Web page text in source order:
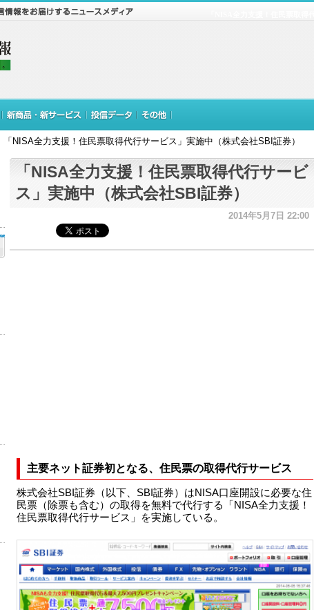
「NISA全力支援！住民票取得代行サービス」実施中（株式会社SBI証券）
「NISA全力支援！住民票取得代行サービ
ス」実施中（株式会社SBI証券）
2014年5月7日 22:00
主要ネット証券初となる、住民票の取得代行サービス
株式会社SBI証券（以下、SBI証券）はNISA口座開設に必要な住
民票（除票も含む）の取得を無料で代行する「NISA全力支援！
住民票取得代行サービス」を実施している。